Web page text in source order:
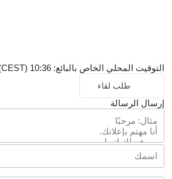
التوقيت المحلي الخاص بالبائع: 10:36 (CEST)
طلب لقاء
إرسال الرسالة